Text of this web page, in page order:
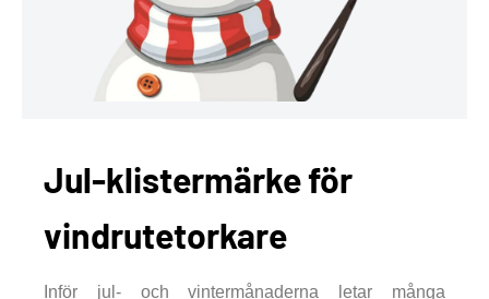
Jul-klistermärke för
vindrutetorkare
Inför jul- och vintermånaderna letar många